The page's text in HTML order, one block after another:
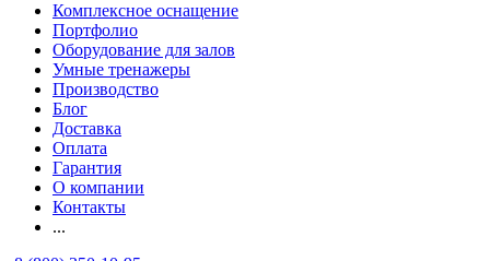
Комплексное оснащение
Портфолио
Оборудование для залов
Умные тренажеры
Производство
Блог
Доставка
Оплата
Гарантия
О компании
Контакты
...